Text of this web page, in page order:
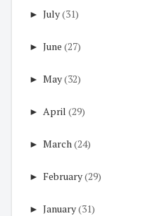
► July(31)
► June (27)
► May(32)
► April (29)
► March(24)
► February(29)
► January(31)